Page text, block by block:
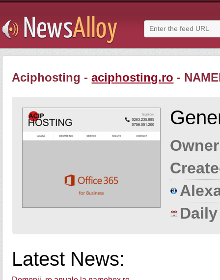
Aciphosting -aciphosting.ro -
Latest News: